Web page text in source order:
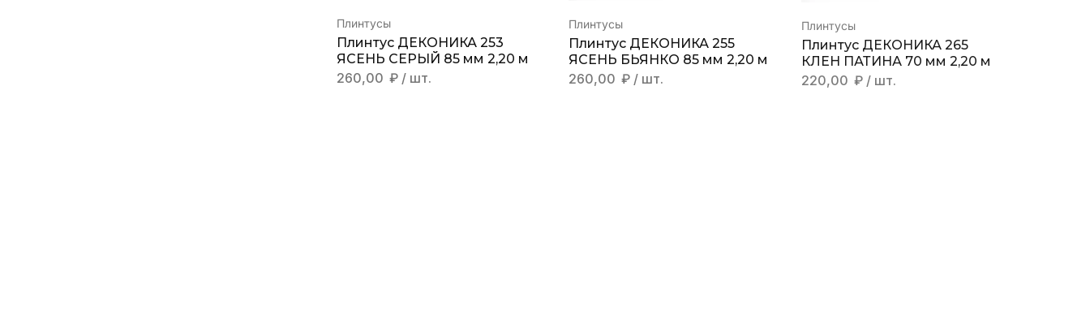
Плинтусы
Плинтус ДЕКОНИКА 253
ЯСЕНЬ СЕРЫЙ 85 мм 2,20 м
260,00 ₽ / шт.
Плинтусы
Плинтус ДЕКОНИКА 255
ЯСЕНЬ БЬЯНКО 85 мм 2,20 м
260,00 ₽ / шт.
Плинтусы
Плинтус ДЕКОНИКА 265
КЛЕН ПАТИНА 70 мм 2,20 м
220,00 ₽ / шт.